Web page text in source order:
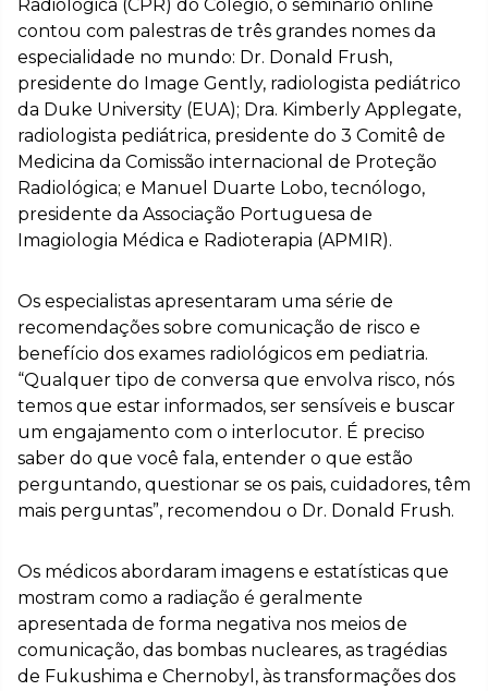
Radiológica (CPR) do Colégio, o seminário online
contou com palestras de três grandes nomes da
especialidade no mundo: Dr. Donald Frush,
presidente do Image Gently, radiologista pediátrico
da Duke University (EUA); Dra. Kimberly Applegate,
radiologista pediátrica, presidente do 3 Comitê de
Medicina da Comissão internacional de Proteção
Radiológica; e Manuel Duarte Lobo, tecnólogo,
presidente da Associação Portuguesa de
Imagiologia Médica e Radioterapia (APMIR).
Os especialistas apresentaram uma série de
recomendações sobre comunicação de risco e
benefício dos exames radiológicos em pediatria.
“Qualquer tipo de conversa que envolva risco, nós
temos que estar informados, ser sensíveis e buscar
um engajamento com o interlocutor. É preciso
saber do que você fala, entender o que estão
perguntando, questionar se os pais, cuidadores, têm
mais perguntas”, recomendou o Dr. Donald Frush.
Os médicos abordaram imagens e estatísticas que
mostram como a radiação é geralmente
apresentada de forma negativa nos meios de
comunicação, das bombas nucleares, as tragédias
de Fukushima e Chernobyl, às transformações dos